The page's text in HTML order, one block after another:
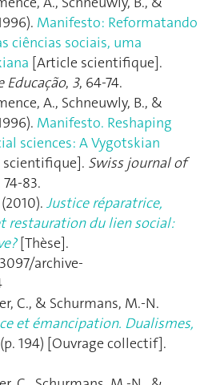
Manifesto: Reformatando
ciências sociais, uma
[Article scientifique].
Educação, 3, 64‑74.
A., Schneuwly, B., &
Manifesto. Reshaping
sciences: A Vygotskian
Swiss journal of
Justice réparatrice,
restauration du lien social:
[Thèse].
archive-
C., & Schurmans, M.-N.
et émancipation. Dualismes,
194) [Ouvrage collectif].